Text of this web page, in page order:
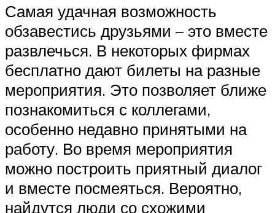
Самая удачная возможность
обзавестись друзьями – это вместе
развлечься. В некоторых фирмах
бесплатно дают билеты на разные
мероприятия. Это позволяет ближе
познакомиться с коллегами,
особенно недавно принятыми на
работу. Во время мероприятия
можно построить приятный диалог
и вместе посмеяться. Вероятно,
найдутся люди со схожими